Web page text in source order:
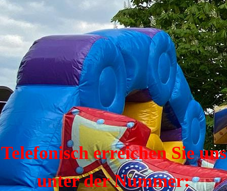
Telefonisch erreichen Sie uns
unter der Nummer: